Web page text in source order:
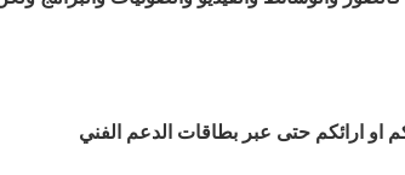
او ارائكم حتى عبر بطاقات الدعم الفني